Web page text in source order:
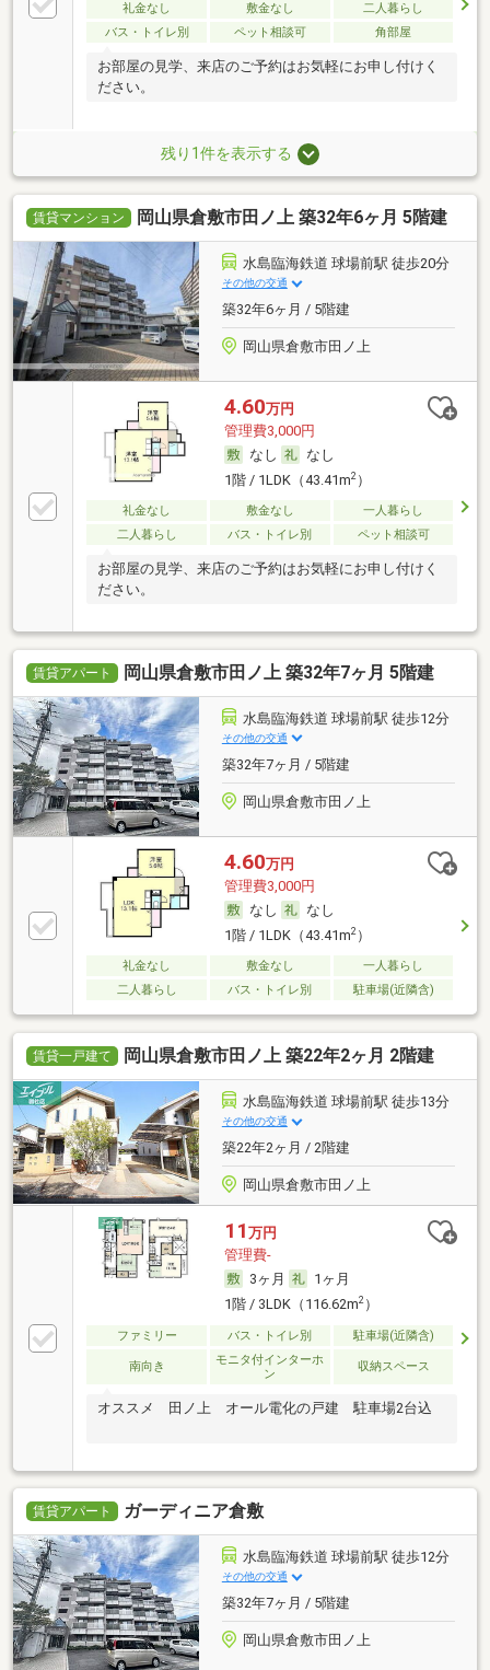
礼金なし 敷金なし
二人暮らし
バス・トイレ別
ペット相談可 角部屋
お部屋の見学、来店のご予約はお気軽にお申し付けく
ださい。
残り1件を表示する
賃貸マンション 岡山県倉敷市田ノ上 築32年6ヶ月 5階建
水島臨海鉄道 球場前駅 徒歩20分
その他の交通
築32年6ヶ月 / 5階建
岡山県倉敷市田ノ上
4.60万円
管理費3,000円
なし
なし
1階 / 1LDK（43.41m2）
礼金なし 敷金なし
一人暮らし
二人暮らし
バス・トイレ別 ペット相談可
お部屋の見学、来店のご予約はお気軽にお申し付けく
ださい。
賃貸アパート 岡山県倉敷市田ノ上 築32年7ヶ月 5階建
水島臨海鉄道 球場前駅 徒歩12分
その他の交通
築32年7ヶ月 / 5階建
岡山県倉敷市田ノ上
4.60万円
管理費3,000円
なし
なし
1階 / 1LDK（43.41m2）
礼金なし 敷金なし
一人暮らし
二人暮らし
バス・トイレ別 駐車場(近隣含)
賃貸一戸建て 岡山県倉敷市田ノ上 築22年2ヶ月 2階建
水島臨海鉄道 球場前駅 徒歩13分
その他の交通
築22年2ヶ月 / 2階建
岡山県倉敷市田ノ上
11 万円
管理費-
3ヶ月
1ヶ月
1階 / 3LDK（116.62m2）
ファミリー バス・トイレ別 駐車場(近隣含)
南向き
モニタ付インターホ
ン
収納スペース
オススメ 田ノ上 オール電化の戸建 駐車場2台込
賃貸アパート ガーディニア倉敷
水島臨海鉄道 球場前駅 徒歩12分
その他の交通
築32年7ヶ月 / 5階建
岡山県倉敷市田ノ上